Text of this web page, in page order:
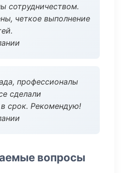
сотрудничеством.
четкое выполнение
профессионалы
сделали
срок. Рекомендую!
вопросы